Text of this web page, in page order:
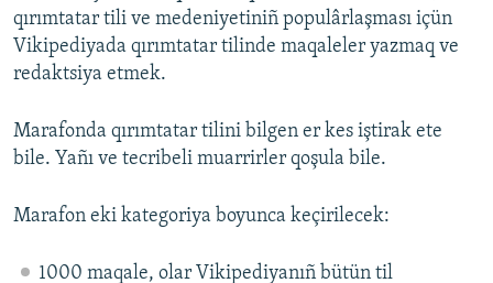
qırımtatar tili ve medeniyetiniñ populârlaşması içün
Vikipediyada qırımtatar tilinde maqaleler yazmaq ve
redaktsiya etmek.
Marafonda qırımtatar tilini bilgen er kes iştirak ete
bile. Yañı ve tecribeli muarrirler qoşula bile.
Marafon eki kategoriya boyunca keçirilecek:
1000 maqale, olar Vikipediyanıñ bütün til